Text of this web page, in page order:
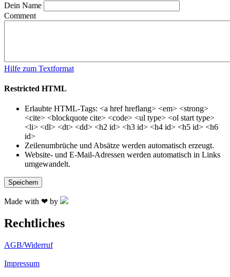
Dein Name
Comment
Hilfe zum Textformat
Restricted HTML
Erlaubte HTML-Tags: <a href hreflang> <em> <strong>
<cite> <blockquote cite> <code> <ul type> <ol start type>
<li> <dl> <dt> <dd> <h2 id> <h3 id> <h4 id> <h5 id> <h6
id>
Zeilenumbrüche und Absätze werden automatisch erzeugt.
Website- und E-Mail-Adressen werden automatisch in Links
umgewandelt.
Made with ❤ by
Rechtliches
AGB/Widerruf
Impressum